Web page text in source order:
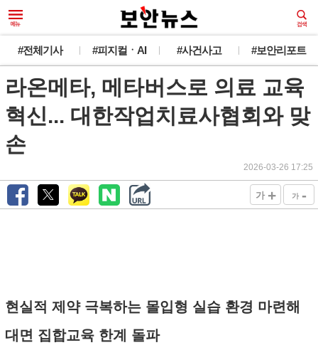
#전체기사 #피지컬ㆍAI #사건사고 #보안리포트
라온메타, 메타버스로 의료 교육
혁신... 대한작업치료사협회와 맞
손
2026-03-26 17:25
가 + 가 -
현실적 제약 극복하는 몰입형 실습 환경 마련해
대면 집합교육 한계 돌파